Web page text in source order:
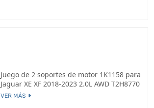
Juego de 2 soportes de motor 1K1158 para
Jaguar XE XF 2018-2023 2.0L AWD T2H8770
VER MÁS